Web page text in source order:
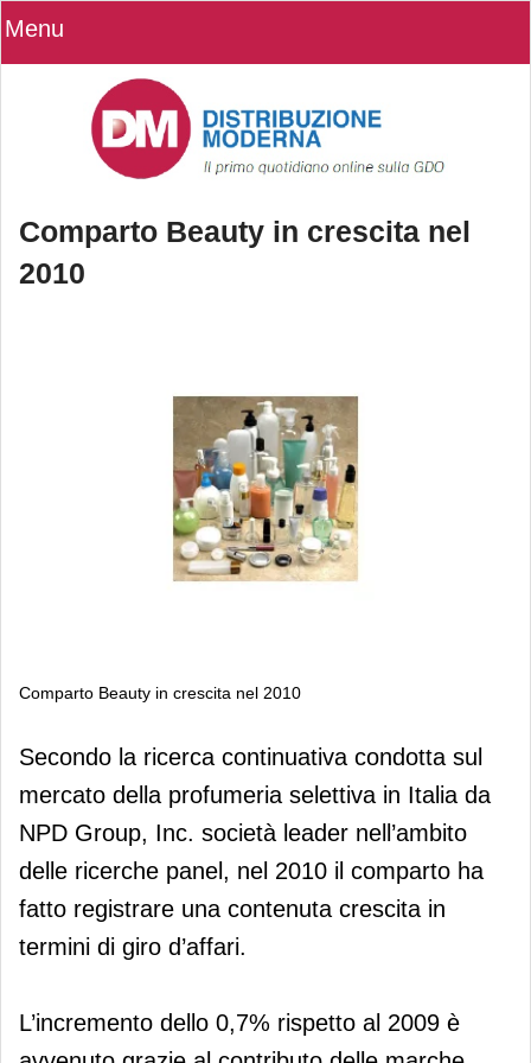
Menu
Comparto Beauty in crescita nel
2010
Comparto Beauty in crescita nel 2010
Comparto Beauty in crescita nel 2010
Secondo la ricerca continuativa condotta sul
mercato della profumeria selettiva in Italia da
NPD Group, Inc. società leader nell’ambito
delle ricerche panel, nel 2010 il comparto ha
fatto registrare una contenuta crescita in
termini di giro d’affari.
L’incremento dello 0,7% rispetto al 2009 è